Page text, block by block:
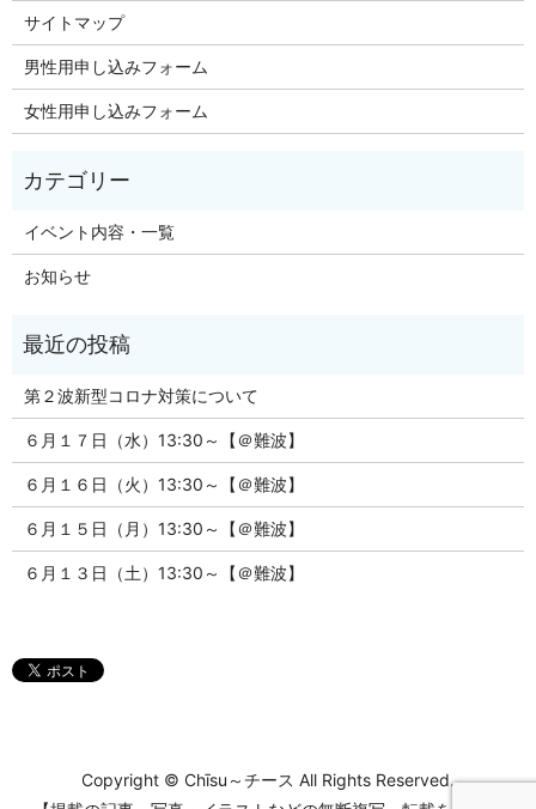
サイトマップ
男性用申し込みフォーム
女性用申し込みフォーム
イベント内容・一覧
お知らせ
第２波新型コロナ対策について
６月１７日（水）13:30～【＠難波】
６月１６日（火）13:30～【＠難波】
６月１５日（月）13:30～【＠難波】
６月１３日（土）13:30～【＠難波】
Copyright © Chīsu～チース All Rights Reserved.